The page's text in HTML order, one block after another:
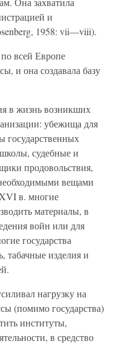
и
1958: vii—viii).
всей Европе
и она создавала базу
в жизнь возникших
убежища для
государственных
судебные и
продовольствия,
вещами
в. многие
материалы, в
войн или для
государства
табачные изделия и
нагрузку на
(помимо государства)
институты,
в средство